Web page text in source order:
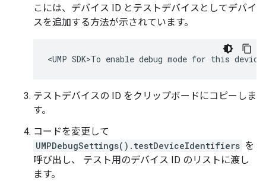
こには、デバイス ID とテストデバイスとしてデバイ
スを追加する方法が示されています。
テストデバイスの ID をクリップボードにコピーしま
す。
コードを変更して
UMPDebugSettings().testDeviceIdentifiers を
呼び出し、 テスト用のデバイス ID のリストに渡し
ます。